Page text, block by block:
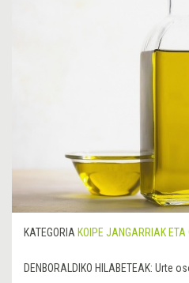
KATEGORIA KOIPE JANGARRIAK
DENBORALDIKO HILABETEAK: Urte